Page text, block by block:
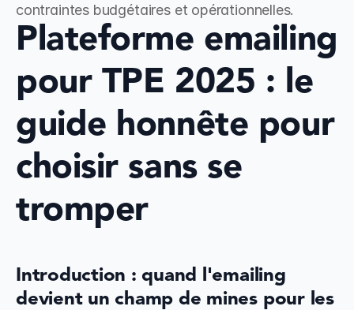
contraintes budgétaires et opérationnelles.
Plateforme emailing
pour TPE 2025 : le
guide honnête pour
choisir sans se
tromper
Introduction : quand l'emailing
devient un champ de mines pour les